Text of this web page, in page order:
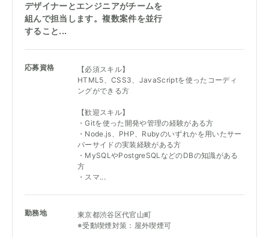
九州・沖縄
海外・その他
デザイナーとエンジニアがチームを
組んで担当します。複数案件を並行
すること...
応募資格
【必須スキル】
HTML5、CSS3、JavaScriptを使ったコーディ
ングができる方
【歓迎スキル】
・Gitを使った開発や管理の経験がある方
・Node.js、PHP、Rubyのいずれかを用いたサー
バーサイドの実装経験がある方
・MySQLやPostgreSQLなどのDBの知識がある
方
・スマ...
勤務地
東京都渋谷区代官山町
※受動喫煙対策：屋外喫煙可